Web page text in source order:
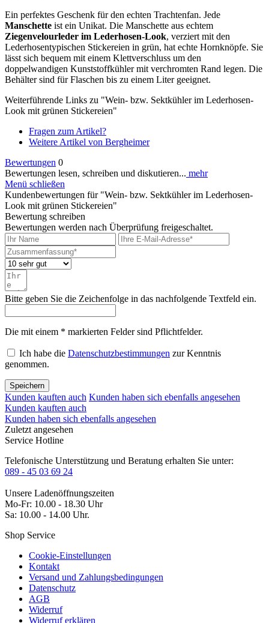
Ein perfektes Geschenk für den echten Trachtenfan. Jede
Manschette ist ein Unikat. Die Manschette aus echtem
Ziegenvelourleder im Lederhosen-Look, verziert mit den
Lederhosentypischen Stickereien in grün, hat echte Hornknöpfe. Sie
lässt sich bequem mit einem Klettverschluss um den
doppelwandigen Kunststoffkühler mit verchromten Rand legen. Die
Behälter sind für Flaschen bis zu einem Liter geeignet.
Weiterführende Links zu "Wein- bzw. Sektkühler im Lederhosen-
Look mit grünen Stickereien"
Fragen zum Artikel?
Weitere Artikel von Bergheimer
Bewertungen 0
Bewertungen lesen, schreiben und diskutieren... mehr
Menü schließen
Kundenbewertungen für "Wein- bzw. Sektkühler im Lederhosen-
Look mit grünen Stickereien"
Bewertung schreiben
Bewertungen werden nach Überprüfung freigeschaltet.
Bitte geben Sie die Zeichenfolge in das nachfolgende Textfeld ein.
Die mit einem * markierten Felder sind Pflichtfelder.
Ich habe die Datenschutzbestimmungen zur Kenntnis
genommen.
Speichern
Kunden kauften auch Kunden haben sich ebenfalls angesehen
Kunden kauften auch
Kunden haben sich ebenfalls angesehen
Zuletzt angesehen
Service Hotline
Telefonische Unterstützung und Beratung erhalten Sie unter:
089 - 45 03 69 24
Unsere Ladenöffnungszeiten
Mo-Fr: 10.00 - 18.30 Uhr
Sa: 10.00 - 14.00 Uhr.
Shop Service
Cookie-Einstellungen
Kontakt
Versand und Zahlungsbedingungen
Datenschutz
AGB
Widerruf
Widerruf erklären